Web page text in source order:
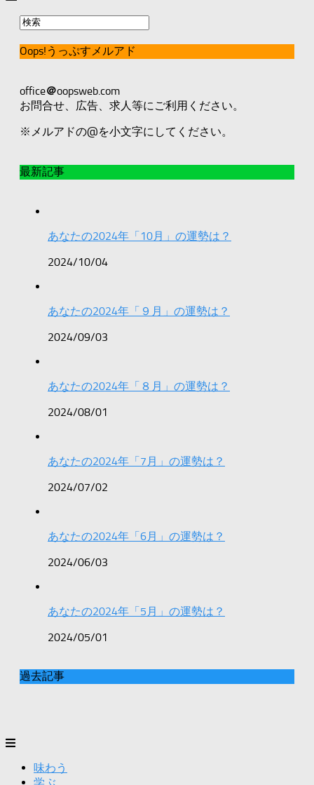
Oops!うっぷすメルアド
office＠oopsweb.com
お問合せ、広告、求人等にご利用ください。
※メルアドの@を小文字にしてください。
最新記事
あなたの2024年「10月」の運勢は？
2024/10/04
あなたの2024年「９月」の運勢は？
2024/09/03
あなたの2024年「８月」の運勢は？
2024/08/01
あなたの2024年「7月」の運勢は？
2024/07/02
あなたの2024年「6月」の運勢は？
2024/06/03
あなたの2024年「5月」の運勢は？
2024/05/01
過去記事
味わう
学ぶ